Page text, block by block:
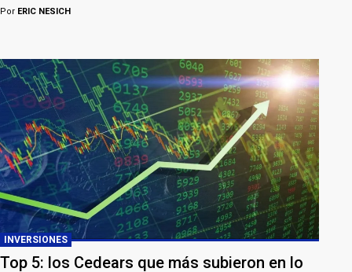
Por ERIC NESICH
INVERSIONES
Top 5: los Cedears que más subieron en lo